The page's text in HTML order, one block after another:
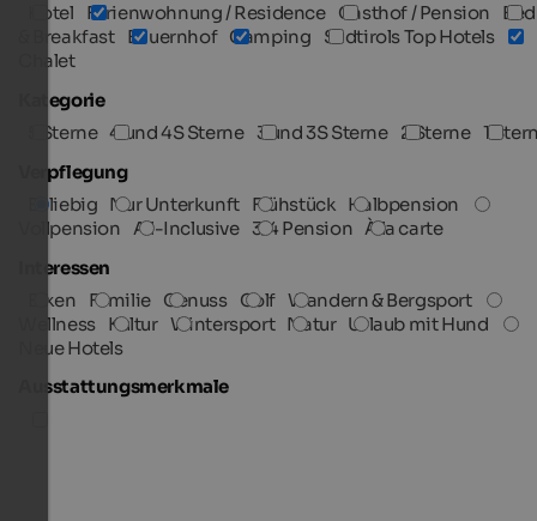
Hotel
Ferienwohnung / Residence Gasthof / Pension
Bed
& Breakfast Bauernhof Camping
Südtirols Top Hotels
Chalet
Kategorie
5 Sterne 4 und 4S Sterne 3 und 3S Sterne 2 Sterne 1
Verpflegung
Beliebig Nur Unterkunft Frühstück Halbpension
Vollpension All-Inclusive 3/4 Pension À la carte
Interessen
Biken
Familie Genuss Golf Wandern & Bergsport
Wellness Kultur Wintersport Natur Urlaub mit Hund
Neue Hotels
Ausstattungsmerkmale